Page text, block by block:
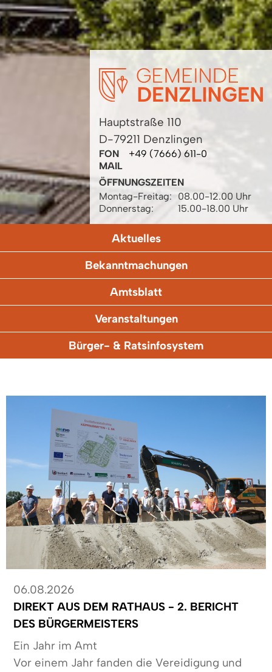
Hauptstraße 110
D-79211 Denzlingen
FON
+49 (7666) 611-0
MAIL
ÖFFNUNGSZEITEN
Montag-Freitag:
08.00-12.00 Uhr
Donnerstag:
15.00-18.00 Uhr
Aktuelles
Bekanntmachungen
Amtsblatt
Veranstaltungen
Bürger- & Ratsinfosystem
06.08.2026
DIREKT AUS DEM RATHAUS - 2. BERICHT
DES BÜRGERMEISTERS
Ein Jahr im Amt
Vor einem Jahr fanden die Vereidigung und